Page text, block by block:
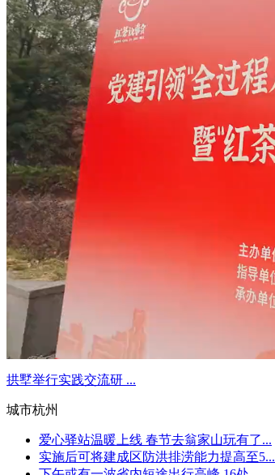
拱墅举行实践交流研 ...
城市杭州
爱心驿站温暖上线 春节去翁家山玩有了...
实施后可将建成区防洪排涝能力提高至5...